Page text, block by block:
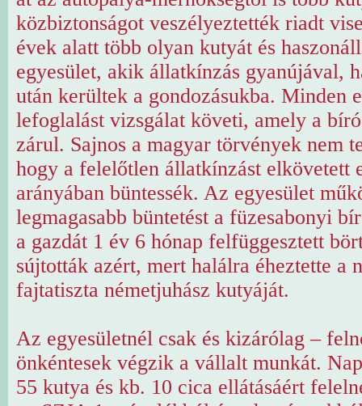
közbiztonságot veszélyeztették riadt
évek alatt több olyan kutyát és
egyesület, akik állatkínzás gyanújával,
után kerültek a gondozásukba. Minden
lefoglalást vizsgálat követi, amely a
zárul. Sajnos a magyar törvények nem
hogy a felelőtlen állatkínzást elkövetett
arányában büntessék. Az egyesület
legmagasabb büntetést a füzesabonyi
a gazdát 1 év 6 hónap felfüggesztett
sújtották azért, mert halálra éheztette a
fajtatiszta németjuhász kutyáját.
Az egyesületnél csak és kizárólag –
önkéntesek végzik a vállalt munkát.
55 kutya és kb. 10 cica ellátásáért